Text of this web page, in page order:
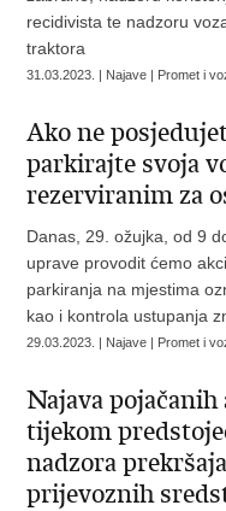
recidivista te nadzoru
traktora
31.03.2023. | Najave | Promet i
Ako ne
parkirajte svoja
rezerviranim za
Danas, 29. ožujka, od 9
uprave provodit ćemo
parkiranja na mjestima
kao i kontrola ustupanja
29.03.2023. | Najave | Promet i
Najava
tijekom
nadzora
prijevoznih